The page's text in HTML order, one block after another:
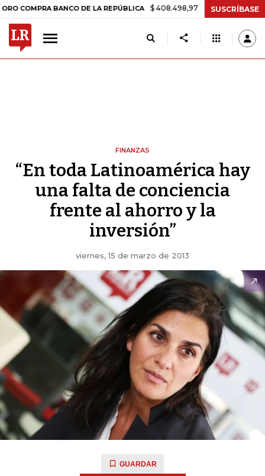
BANCO DE LA REPÚBLICA $ 408.498,97 +$ 8.753,81 +2,19%
SUSCRÍBASE
FINANZAS
“En toda Latinoamérica hay
una falta de conciencia
frente al ahorro y la
inversión”
viernes, 15 de marzo de 2013
GUARDAR